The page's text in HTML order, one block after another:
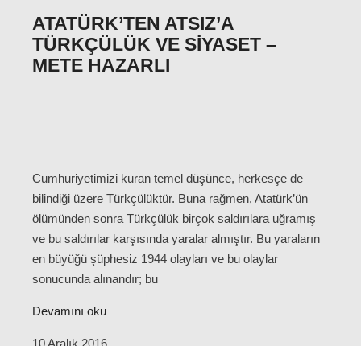
ATATÜRK’TEN ATSIZ’A
TÜRKÇÜLÜK VE SIYASET –
METE HAZARLI
Cumhuriyetimizi kuran temel düşünce, herkesçe de
bilindiği üzere Türkçülüktür. Buna rağmen, Atatürk’ün
ölümünden sonra Türkçülük birçok saldırılara uğramış
ve bu saldırılar karşısında yaralar almıştır. Bu yaraların
en büyüğü şüphesiz 1944 olayları ve bu olaylar
sonucunda alınandır; bu
Devamını oku
10 Aralık 2016